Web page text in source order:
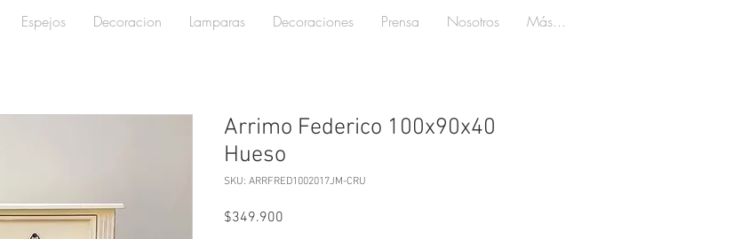
Espejos Decoracion Lamparas Decoraciones Prensa Nosotros Más...
Arrimo Federico 100x90x40
Hueso
SKU: ARRFRED1002017JM-CRU
$349.900